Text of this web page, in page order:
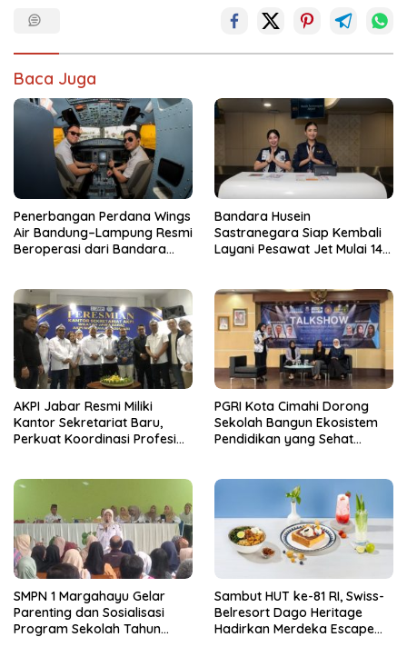
Baca Juga
Penerbangan Perdana Wings
Air Bandung–Lampung Resmi
Beroperasi dari Bandara
Bandara Husein
Sastranegara Siap Kembali
Layani Pesawat Jet Mulai 14
AKPI Jabar Resmi Miliki
Kantor Sekretariat Baru,
Perkuat Koordinasi Profesi
PGRI Kota Cimahi Dorong
Sekolah Bangun Ekosistem
Pendidikan yang Sehat
SMPN 1 Margahayu Gelar
Parenting dan Sosialisasi
Program Sekolah Tahun
Sambut HUT ke-81 RI, Swiss-
Belresort Dago Heritage
Hadirkan Merdeka Escape